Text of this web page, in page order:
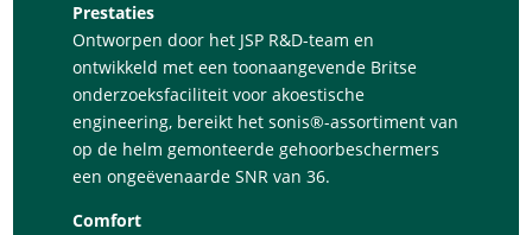
Prestaties
Ontworpen door het JSP R&D-team en
ontwikkeld met een toonaangevende Britse
onderzoeksfaciliteit voor akoestische
engineering, bereikt het sonis®-assortiment van
op de helm gemonteerde gehoorbeschermers
een ongeëvenaarde SNR van 36.
Comfort